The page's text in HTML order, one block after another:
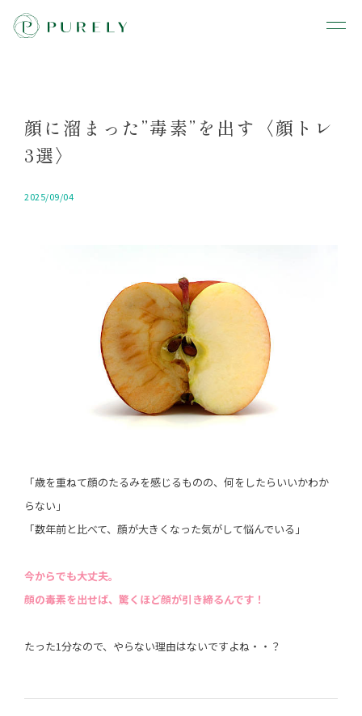
顔に溜まった”毒素”を出す〈顔トレ
3選〉
2025/09/04
「歳を重ねて顔のたるみを感じるものの、何をしたらいいかわか
らない」
「数年前と比べて、顔が大きくなった気がして悩んでいる」
今からでも大丈夫。
顔の毒素を出せば、驚くほど顔が引き締るんです！
たった1分なので、やらない理由はないですよね・・？